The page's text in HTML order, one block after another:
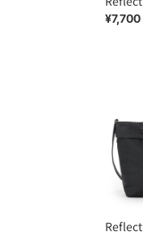
¥7,700
Reflect